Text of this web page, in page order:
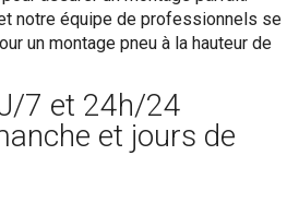
notre équipe de professionnels se
un montage pneu à la hauteur de
7 et 24h/24
et jours de